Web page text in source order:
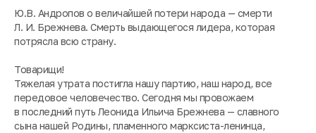
Ю.В. Андропов о величайшей потери народа — смерти
Л. И. Брежнева. Смерть выдающегося лидера, которая
потрясла всю страну.
Товарищи!
Тяжелая утрата постигла нашу партию, наш народ, все
передовое человечество. Сегодня мы провожаем
в последний путь Леонида Ильича Брежнева — славного
сына нашей Родины, пламенного марксиста-ленинца,